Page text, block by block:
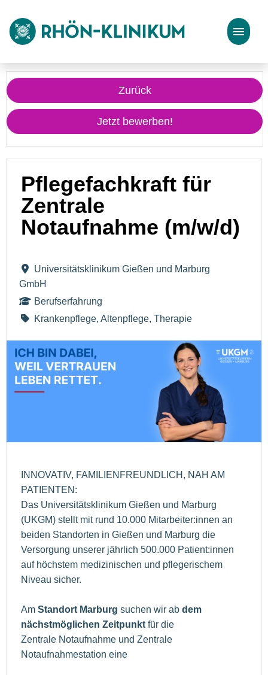
Stellenangebote
Bewerbungstipps
Zurück
Jetzt bewerben!
Pflegefachkraft für
Zentrale
Notaufnahme (m/w/d)
Universitätsklinikum Gießen und Marburg
GmbH
Berufserfahrung
Krankenpflege, Altenpflege, Therapie
INNOVATIV, FAMILIENFREUNDLICH, NAH AM
PATIENTEN:
Das Universitätsklinikum Gießen und Marburg
(UKGM) stellt mit rund 10.000 Mitarbeiter:innen an
beiden Standorten in Gießen und Marburg die
Versorgung unserer jährlich 500.000 Patient:innen
auf höchstem medizinischen und pflegerischem
Niveau sicher.
Am Standort Marburg suchen wir ab dem
nächstmöglichen Zeitpunkt für die
Zentrale Notaufnahme und Zentrale
Notaufnahmestation eine